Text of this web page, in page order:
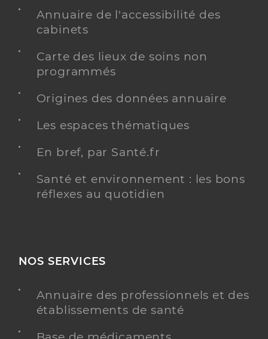
Téléphone
0146412525
Dermatologue
Professionel de santé
Dermatologie et vénéréologie
Adresse
121 Boulevard Bineau, 92200 Neuilly-sur-Seine
Téléphone
0147474541
Dr Pattier Philippe
Dermatologue
Professionel de santé
Annuaire de l'accessibilité des
cabinets
Carte des lieux de soins non
programmés
Origines des données annuaire
Les espaces thématiques
En bref, par Santé.fr
Santé et environnement : les bons
réflexes au quotidien
NOS SERVICES
Annuaire des professionnels et des
établissements de santé